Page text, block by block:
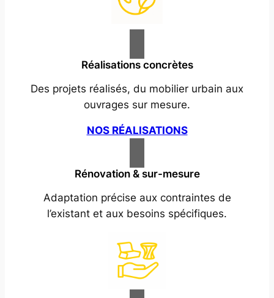
Réalisations concrètes
Des projets réalisés, du mobilier urbain aux
ouvrages sur mesure.
NOS RÉALISATIONS
Rénovation & sur-mesure
Adaptation précise aux contraintes de
l’existant et aux besoins spécifiques.